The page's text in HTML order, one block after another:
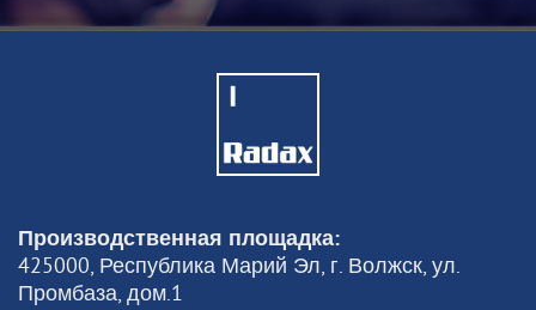
Производственная площадка:
425000, Республика Марий Эл, г. Волжск, ул.
Промбаза, дом.1